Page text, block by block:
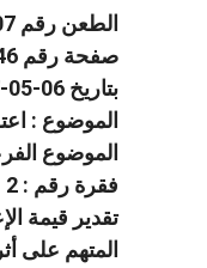
صفحة رقم 446
بتاريخ 06-05-1957
الموضوع :
الموضوع
فقرة رقم : 2
تقدير قيمة
المتهم على